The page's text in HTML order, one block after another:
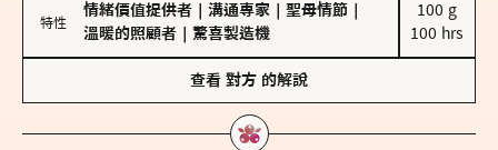
特性
情緒價值提供者 溝通專家 聖母情節
溫暖的照顧者
驚喜製造機
100 g
100 hrs
查看 對方 的解說